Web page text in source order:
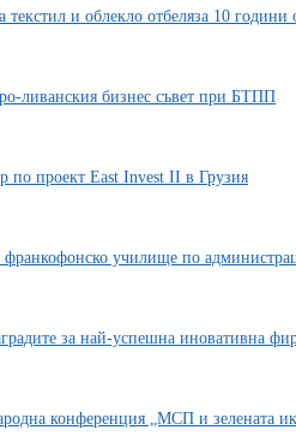
и облекло отбеляза 10 години
ливанския бизнес съвет при БТПП
по проект East Invest II в Грузия
франкофонско училище по
за най-успешна иновативна
конференция „МСП и зелената